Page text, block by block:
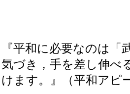
『平和に必要なのは
気づき，手を差し伸べ
けます。』（平和アピ